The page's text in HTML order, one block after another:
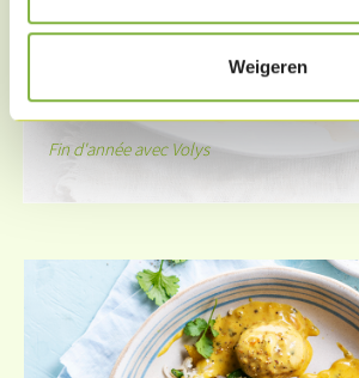
Weigeren
Fin d'année avec Volys